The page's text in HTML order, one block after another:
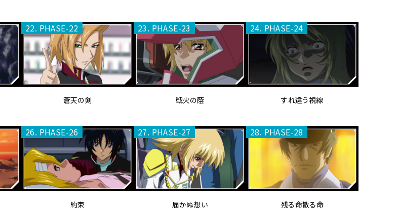
22. PHASE-22
蒼天の剣
23. PHASE-23
戦火の蔭
24. PHASE-24
すれ違う視線
26. PHASE-26
約束
27. PHASE-27
届かぬ想い
28. PHASE-28
残る命散る命